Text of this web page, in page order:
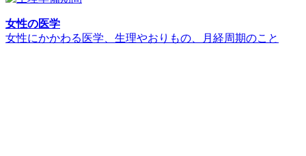
女性の医学
女性にかかわる医学、生理やおりもの、月経周期のこと